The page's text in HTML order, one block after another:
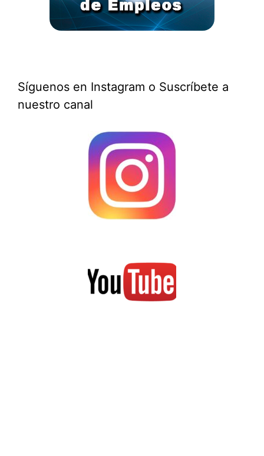
Síguenos en Instagram o Suscríbete a
nuestro canal